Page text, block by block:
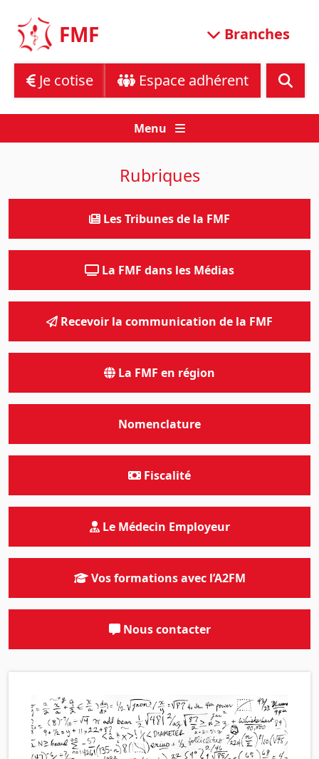
content
FMF Branches
Je cotise Espace adhérent
Menu
Rubriques
Les Tribunes de la FMF
La FMF dans les Médias
Recevoir la communication de la FMF
La FMF en région
Nomenclature
Fiscalité
Le Médecin Employeur
Vos formations avec l’A2FM
Nous contacter